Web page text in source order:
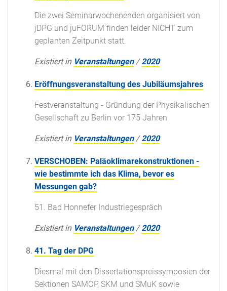
Die zwei Seminarwochenenden organisiert von
jDPG und juFORUM finden leider NICHT zum
geplanten Zeitpunkt statt.
Existiert in Veranstaltungen /2020
Eröffnungsveranstaltung des Jubiläumsjahres
Festveranstaltung - Gründung der Physikalischen
Gesellschaft zu Berlin vor 175 Jahren
Existiert in Veranstaltungen /2020
VERSCHOBEN: Paläoklimarekonstruktionen -
wie bestimmte ich das Klima, bevor es
Messungen gab?
51. Bad Honnefer Industriegespräch
Existiert in Veranstaltungen /2020
41. Tag der DPG
Diesmal mit den Dissertationspreissymposien der
Sektionen SAMOP, SKM und SMuK sowie